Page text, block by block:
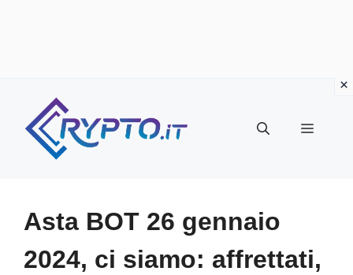
contenuto
Menu
Asta BOT 26 gennaio
2024, ci siamo: affrettati,